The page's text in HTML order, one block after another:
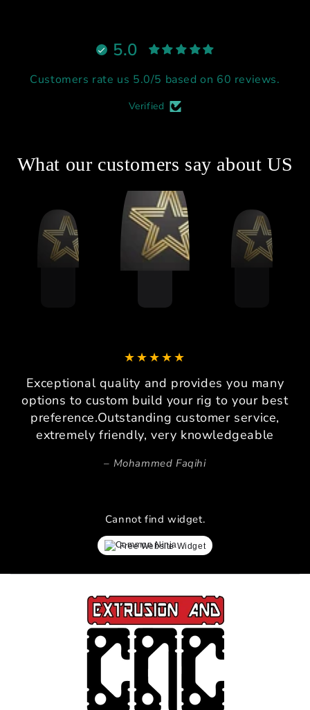
5.0
Customers rate us 5.0/5 based on 60 reviews.
Verified
What our customers say about US
Exceptional quality and provides you many
options to custom build your rig to your best
preference.Outstanding customer service,
extremely friendly, very knowledgeable
Mohammed Faqihi
Cannot find widget.
Free Website Widget